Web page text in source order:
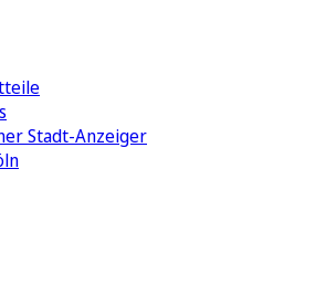
Stadt-Anzeiger